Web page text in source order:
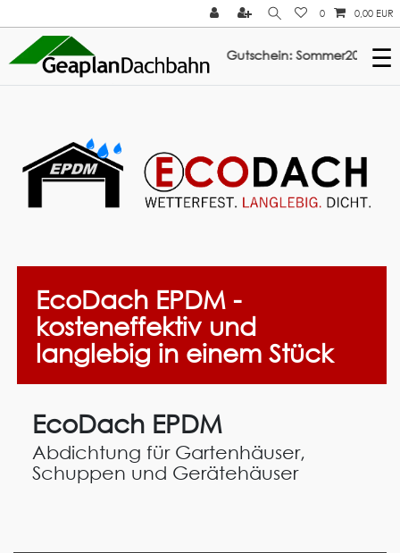
0 0,00 EUR
auf ElastoTop & Multi-Fix: Gutschein: Sommer2026 /// ☰
EcoDach EPDM -
kosteneffektiv und
langlebig in einem Stück
EcoDach EPDM
Abdichtung für Gartenhäuser,
Schuppen und Gerätehäuser